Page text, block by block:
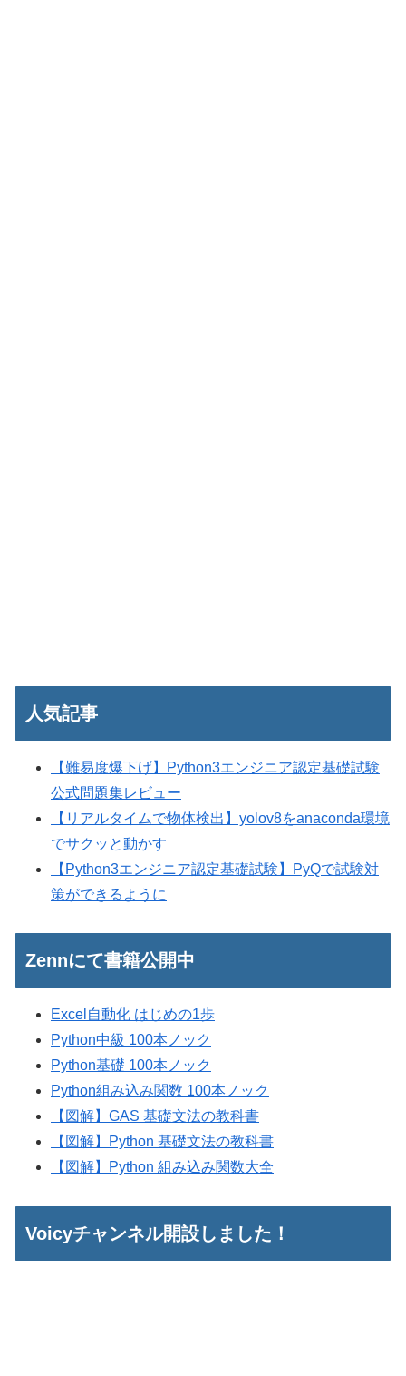
人気記事
【難易度爆下げ】Python3エンジニア認定基礎試験
公式問題集レビュー
【リアルタイムで物体検出】yolov8をanaconda環境
でサクッと動かす
【Python3エンジニア認定基礎試験】PyQで試験対
策ができるように
Zennにて書籍公開中
Excel自動化 はじめの1歩
Python中級 100本ノック
Python基礎 100本ノック
Python組み込み関数 100本ノック
【図解】GAS 基礎文法の教科書
【図解】Python 基礎文法の教科書
【図解】Python 組み込み関数大全
Voicyチャンネル開設しました！